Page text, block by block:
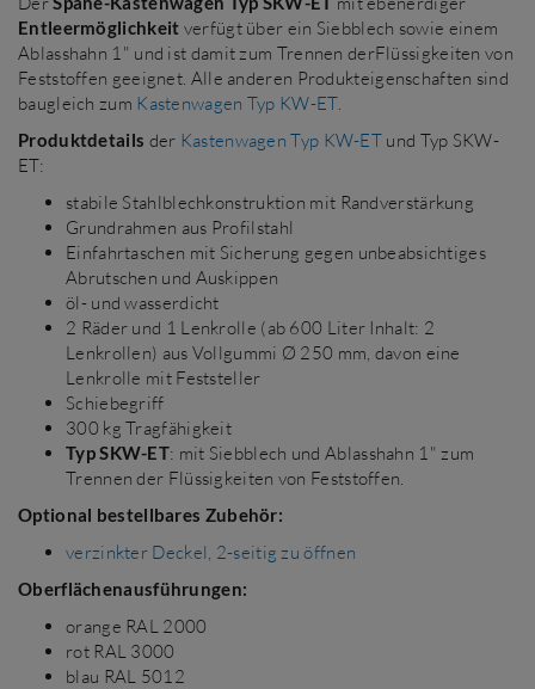
Entleermöglichkeit verfügt über ein Siebblech sowie einem
Ablasshahn 1" und ist damit zum Trennen derFlüssigkeiten von
Feststoffen geeignet. Alle anderen Produkteigenschaften sind
baugleich zum Kastenwagen Typ KW-ET.
Produktdetails der Kastenwagen Typ KW-ET und Typ SKW-
ET:
stabile Stahlblechkonstruktion mit Randverstärkung
Grundrahmen aus Profilstahl
Einfahrtaschen mit Sicherung gegen unbeabsichtiges
Abrutschen und Auskippen
öl- und wasserdicht
2 Räder und 1 Lenkrolle (ab 600 Liter Inhalt: 2
Lenkrollen) aus Vollgummi Ø 250 mm, davon eine
Lenkrolle mit Feststeller
Schiebegriff
300 kg Tragfähigkeit
Typ SKW-ET: mit Siebblech und Ablasshahn 1" zum
Trennen der Flüssigkeiten von Feststoffen.
Optional bestellbares Zubehör:
verzinkter Deckel, 2-seitig zu öffnen
Oberflächenausführungen:
orange RAL 2000
rot RAL 3000
blau RAL 5012